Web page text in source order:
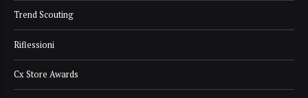
Trend Scouting
Riflessioni
Cx Store Awards